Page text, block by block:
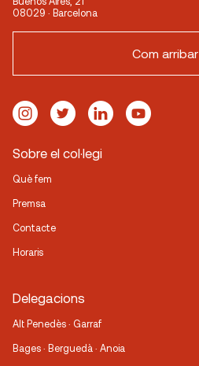
08029 · Barcelona
Com arribar
Sobre el col·legi
Què fem
Premsa
Contacte
Horaris
Delegacions
Alt Penedès · Garraf
Bages · Berguedà · Anoia